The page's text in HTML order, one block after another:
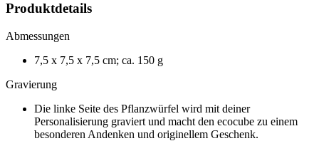
Produktdetails
Abmessungen
7,5 x 7,5 x 7,5 cm; ca. 150 g
Gravierung
Die linke Seite des Pflanzwürfel wird mit deiner
Personalisierung graviert und macht den ecocube zu einem
besonderen Andenken und originellem Geschenk.